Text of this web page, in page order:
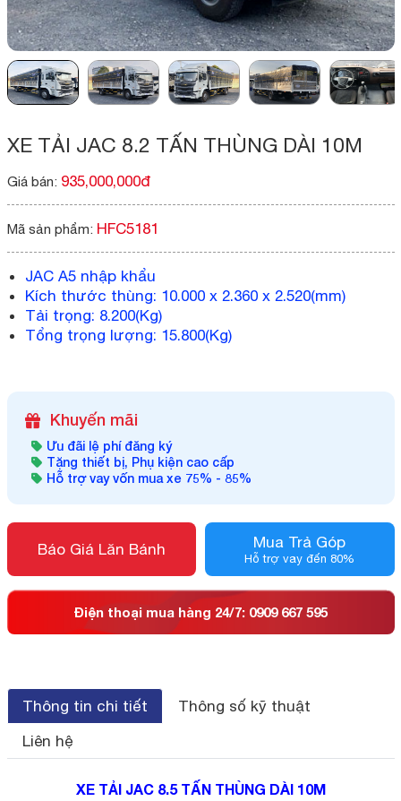
XE TẢI JAC 8.2 TẤN THÙNG DÀI 10M
Giá bán: 935,000,000đ
Mã sản phẩm: HFC5181
JAC A5 nhập khẩu
Kích thước thùng: 10.000 x 2.360 x 2.520(mm)
Tải trọng: 8.200(Kg)
Tổng trọng lượng: 15.800(Kg)
Khuyến mãi
Ưu đãi lệ phí đăng ký
Tặng thiết bị, Phụ kiện cao cấp
Hỗ trợ vay vốn mua xe 75% - 85%
Báo Giá Lăn Bánh Mua Trả Góp
Hỗ trợ vay đến 80%
Điện thoại mua hàng 24/7: 0909 667 595
Thông tin chi tiết
Thông số kỹ thuật
Liên hệ
XE TẢI JAC 8.5 TẤN THÙNG DÀI 10M